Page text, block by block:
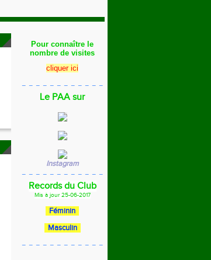
Pour connaître le
nombre de visites
cliquer ici
Le PAA sur
Instagram
Records du Club
Mis à jour 25-06-2017
Féminin
Masculin